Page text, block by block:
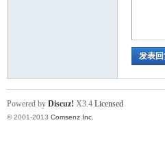
发表回
Powered by Discuz! X3.4 Licensed
© 2001-2013 Comsenz Inc.